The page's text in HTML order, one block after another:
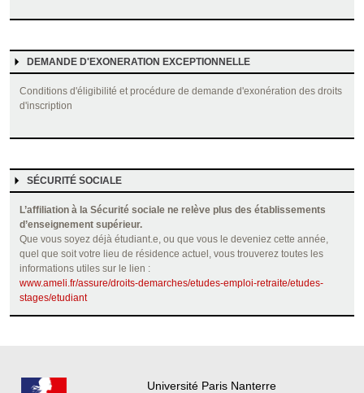
DEMANDE D'EXONERATION EXCEPTIONNELLE
Conditions d'éligibilité et procédure de demande d'exonération des droits
d'inscription
SÉCURITÉ SOCIALE
L’affiliation à la Sécurité sociale ne relève plus des établissements
d’enseignement supérieur.
Que vous soyez déjà étudiant.e, ou que vous le deveniez cette année,
quel que soit votre lieu de résidence actuel, vous trouverez toutes les
informations utiles sur le lien :
www.ameli.fr/assure/droits-demarches/etudes-emploi-retraite/etudes-
stages/etudiant
Université Paris Nanterre